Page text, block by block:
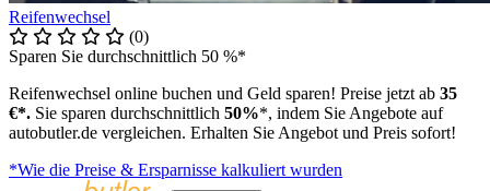
Reifenwechsel
(0)
Sparen Sie durchschnittlich 50 %*
Reifenwechsel online buchen und Geld sparen! Preise jetzt ab 35
€*. Sie sparen durchschnittlich 50%*, indem Sie Angebote auf
autobutler.de vergleichen. Erhalten Sie Angebot und Preis sofort!
*Wie die Preise & Ersparnisse kalkuliert wurden